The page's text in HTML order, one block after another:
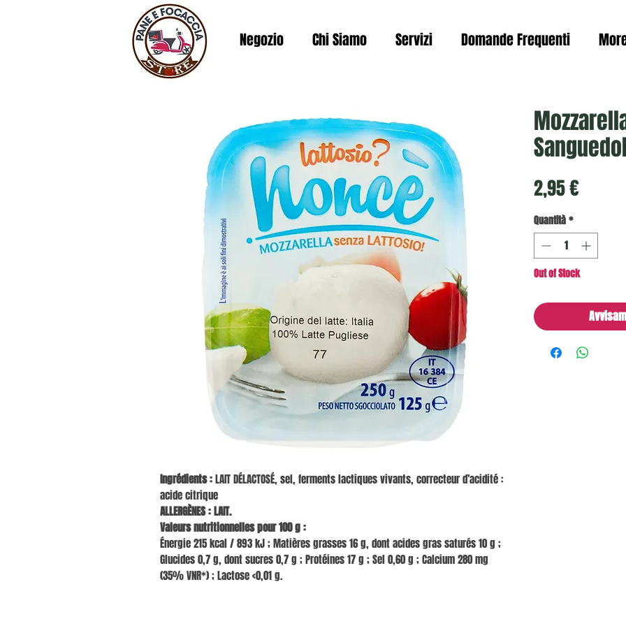
Negozio Chi Siamo Servizi Domande Frequenti
Ingrédients :LAIT DÉLACTOSÉ, sel, ferments lactiques vivants, correcteur d’acidité :
acide citrique
ALLERGÈNES : LAIT.
Valeurs nutritionnelles pour 100 g :
Énergie 215 kcal / 893 kJ ; Matières grasses 16 g, dont acides gras saturés 10 g ;
Glucides 0,7 g, dont sucres 0,7 g ; Protéines 17 g ; Sel 0,60 g ; Calcium 280 mg
(35% VNR*) ; Lactose <0,01 g.
2,95 €Prezzo
Quantità*
Out of Stock